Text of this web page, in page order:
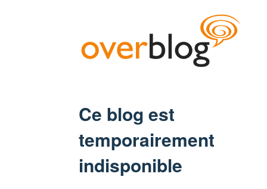
Ce blog est
temporairement
indisponible